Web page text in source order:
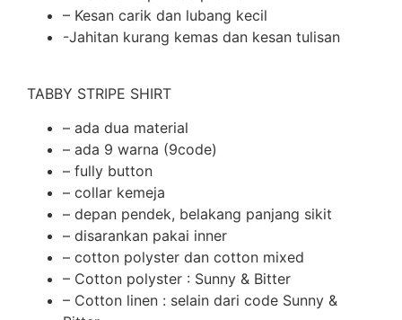
– Kesan carik dan lubang kecil
-Jahitan kurang kemas dan kesan tulisan
TABBY STRIPE SHIRT
– ada dua material
– ada 9 warna (9code)
– fully button
– collar kemeja
– depan pendek, belakang panjang sikit
– disarankan pakai inner
– ⁠cotton polyster dan cotton mixed
– ⁠Cotton polyster : Sunny & Bitter
– Cotton linen : selain dari code Sunny &